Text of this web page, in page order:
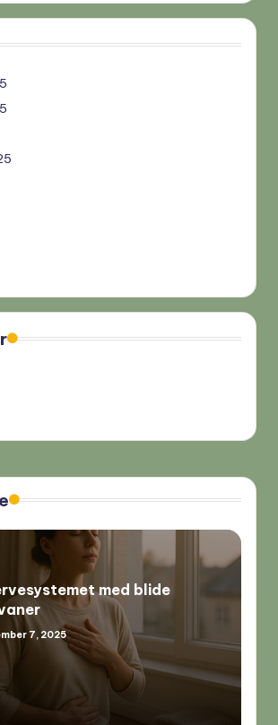
med blide
7, 2025